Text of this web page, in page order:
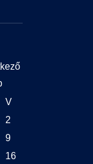
V
2
9
16